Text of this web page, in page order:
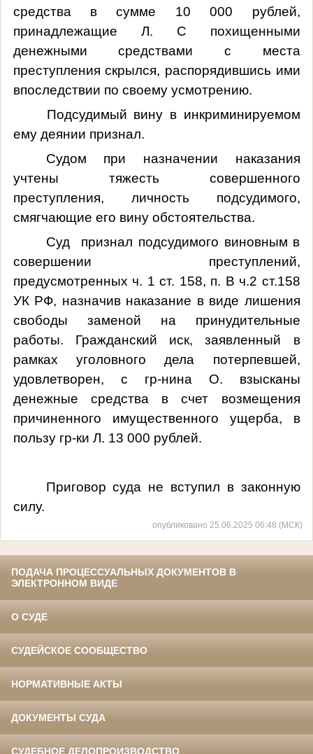
средства в сумме 10 000 рублей,
принадлежащие Л. С похищенными
денежными средствами с места
преступления скрылся, распорядившись ими
впоследствии по своему усмотрению.
Подсудимый вину в инкриминируемом
ему деянии признал.
Судом при назначении наказания
учтены тяжесть совершенного
преступления, личность подсудимого,
смягчающие его вину обстоятельства.
Суд признал подсудимого виновным в
совершении преступлений,
предусмотренных ч. 1 ст. 158, п. В ч.2 ст.158
УК РФ, назначив наказание в виде лишения
свободы заменой на принудительные
работы. Гражданский иск, заявленный в
рамках уголовного дела потерпевшей,
удовлетворен, с гр-нина О. взысканы
денежные средства в счет возмещения
причиненного имущественного ущерба, в
пользу гр-ки Л. 13 000 рублей.
Приговор суда не вступил в законную
силу.
опубликовано 25.06.2025 06:48 (МСК)
ПОДАЧА ПРОЦЕССУАЛЬНЫХ ДОКУМЕНТОВ В
ЭЛЕКТРОННОМ ВИДЕ
О СУДЕ
СУДЕЙСКОЕ СООБЩЕСТВО
НОРМАТИВНЫЕ АКТЫ
ДОКУМЕНТЫ СУДА
СУДЕБНОЕ ДЕЛОПРОИЗВОДСТВО